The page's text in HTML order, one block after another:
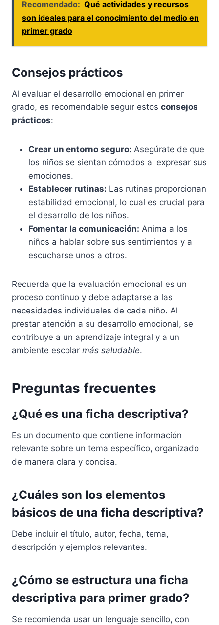
Recomendado: Qué actividades y recursos
son ideales para el conocimiento del medio en
primer grado
Consejos prácticos
Al evaluar el desarrollo emocional en primer
grado, es recomendable seguir estos consejos
prácticos:
Crear un entorno seguro: Asegúrate de que
los niños se sientan cómodos al expresar sus
emociones.
Establecer rutinas: Las rutinas proporcionan
estabilidad emocional, lo cual es crucial para
el desarrollo de los niños.
Fomentar la comunicación: Anima a los
niños a hablar sobre sus sentimientos y a
escucharse unos a otros.
Recuerda que la evaluación emocional es un
proceso continuo y debe adaptarse a las
necesidades individuales de cada niño. Al
prestar atención a su desarrollo emocional, se
contribuye a un aprendizaje integral y a un
ambiente escolar más saludable.
Preguntas frecuentes
¿Qué es una ficha descriptiva?
Es un documento que contiene información
relevante sobre un tema específico, organizado
de manera clara y concisa.
¿Cuáles son los elementos
básicos de una ficha descriptiva?
Debe incluir el título, autor, fecha, tema,
descripción y ejemplos relevantes.
¿Cómo se estructura una ficha
descriptiva para primer grado?
Se recomienda usar un lenguaje sencillo, con